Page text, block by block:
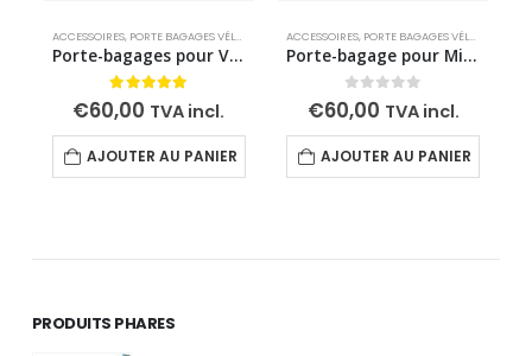
ACCESSOIRES, PORTE BAGAGES VÉLO ÉLECTRIQUE
Porte-bagages pour Viena 23 et Sidney 23
5.00 out of 5
€60,00 TVA incl.
AJOUTER AU PANIER
ACCESSOIRES, PORTE BAGAGES VÉLO ÉLECTRIQUE
Porte-bagage pour Mini et Mini PLUS
0 out of 5
€60,00 TVA incl.
AJOUTER AU PANIER
PRODUITS PHARES